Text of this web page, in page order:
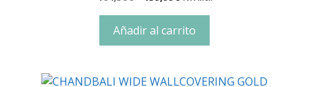
Añadir al carrito